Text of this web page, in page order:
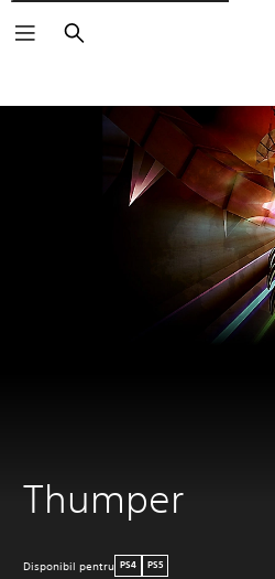
Thumper
Disponibil pentru PS4 PS5